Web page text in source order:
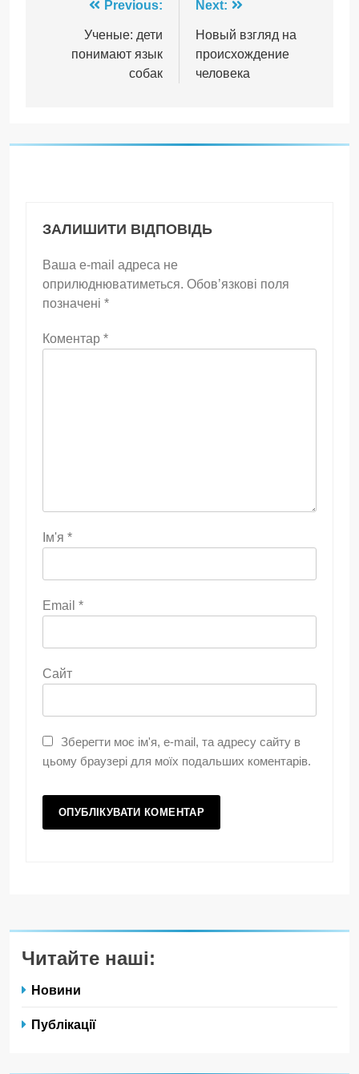
Навігація
записів
Previous:
Ученые: дети
понимают язык
собак
Next:
Новый взгляд на
происхождение
человека
ЗАЛИШИТИ ВІДПОВІДЬ
Ваша e-mail адреса не
оприлюднюватиметься. Обов’язкові поля
позначені *
Коментар *
Ім'я *
Email *
Сайт
Зберегти моє ім'я, e-mail, та адресу сайту в
цьому браузері для моїх подальших коментарів.
Читайте наші:
Новини
Публікації